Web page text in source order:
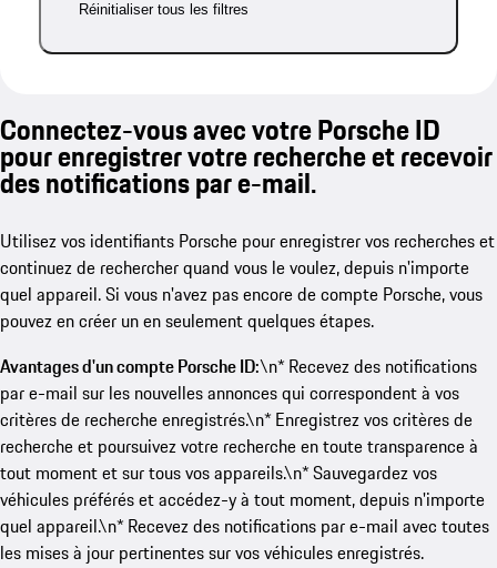
Réinitialiser tous les filtres
Connectez-vous avec votre Porsche ID
pour enregistrer votre recherche et recevoir
des notifications par e-mail.
Utilisez vos identifiants Porsche pour enregistrer vos recherches et
continuez de rechercher quand vous le voulez, depuis n'importe
quel appareil. Si vous n'avez pas encore de compte Porsche, vous
pouvez en créer un en seulement quelques étapes.
Avantages d'un compte Porsche ID:\n* Recevez des notifications
par e-mail sur les nouvelles annonces qui correspondent à vos
critères de recherche enregistrés.\n* Enregistrez vos critères de
recherche et poursuivez votre recherche en toute transparence à
tout moment et sur tous vos appareils.\n* Sauvegardez vos
véhicules préférés et accédez-y à tout moment, depuis n'importe
quel appareil.\n* Recevez des notifications par e-mail avec toutes
les mises à jour pertinentes sur vos véhicules enregistrés.